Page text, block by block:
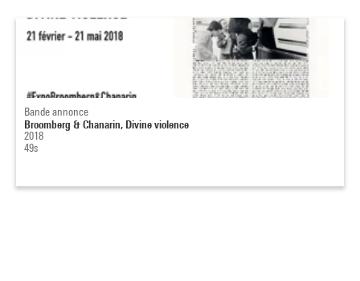
Bande annonce
Broomberg & Chanarin, Divine violence
2018
49s